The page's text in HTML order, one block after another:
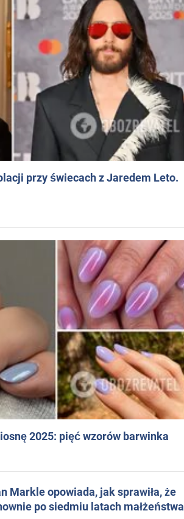
przy świecach z Jaredem Leto.
2025: pięć wzorów barwinka
Markle opowiada, jak sprawiła, że
po siedmiu latach małżeństwa